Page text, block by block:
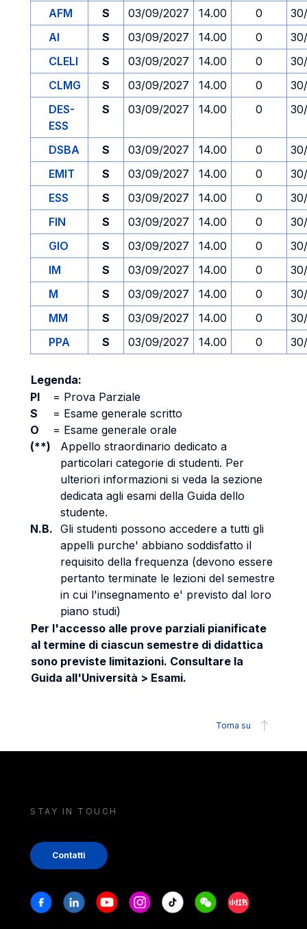
AFM S 03/09/2027 14.00 0
AI
S 03/09/2027 14.00 0
CLELI
S 03/09/2027 14.00 0
CLMG
S 03/09/2027 14.00 0
DES-
ESS
S 03/09/2027 14.00 0
DSBA S 03/09/2027 14.00 0
EMIT
S 03/09/2027 14.00 0
ESS
S 03/09/2027 14.00 0
FIN
S 03/09/2027 14.00 0
GIO
S 03/09/2027 14.00 0
IM
S 03/09/2027 14.00 0
M
S 03/09/2027 14.00 0
MM
S 03/09/2027 14.00 0
PPA
S 03/09/2027 14.00 0
Legenda:
PI
= Prova Parziale
S
= Esame generale scritto
O
= Esame generale orale
(**)
Appello straordinario dedicato a
particolari categorie di studenti. Per
ulteriori informazioni si veda la sezione
dedicata agli esami della Guida dello
studente.
N.B. Gli studenti possono accedere a tutti gli
appelli purche' abbiano soddisfatto il
requisito della frequenza (devono essere
pertanto terminate le lezioni del semestre
in cui l'insegnamento e' previsto dal loro
piano studi)
Per l'accesso alle prove parziali pianificate
al termine di ciascun semestre di didattica
sono previste limitazioni. Consultare la
Guida all'Università > Esami.
Torna su
STAY IN TOUCH
Contatti
Stay in touch
FacebookLinkedinYoutubeInstagram
Tiktok WeechatXiaohongshu/